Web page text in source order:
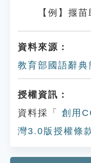
【例】揠
資料來源：
教育部國語辭典
授權資訊：
資料採「
創用
灣3.0版授權條